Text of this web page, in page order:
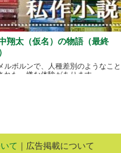
翔太（仮名）の物語（最終
ルボルンで、人種差別のようなこと
れた、嫌な体験があります.....
て ｜広告掲載について